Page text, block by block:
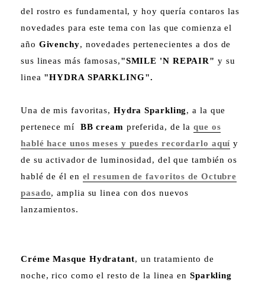
del rostro es fundamental, y hoy quería contaros las
novedades para este tema con las que comienza el
año Givenchy, novedades pertenecientes a dos de
sus lineas más famosas,"SMILE 'N REPAIR" y su
linea "HYDRA SPARKLING".
Una de mis favoritas, Hydra Sparkling, a la que
pertenece mí BB cream preferida, de laque os
hablé hace unos meses y puedes recordarlo aquí y
de su activador de luminosidad, del que también os
hablé de él en el resumen de favoritos de Octubre
pasado, amplia su linea con dos nuevos
lanzamientos.
Créme Masque Hydratant, un tratamiento de
noche, rico como el resto de la linea en Sparkling